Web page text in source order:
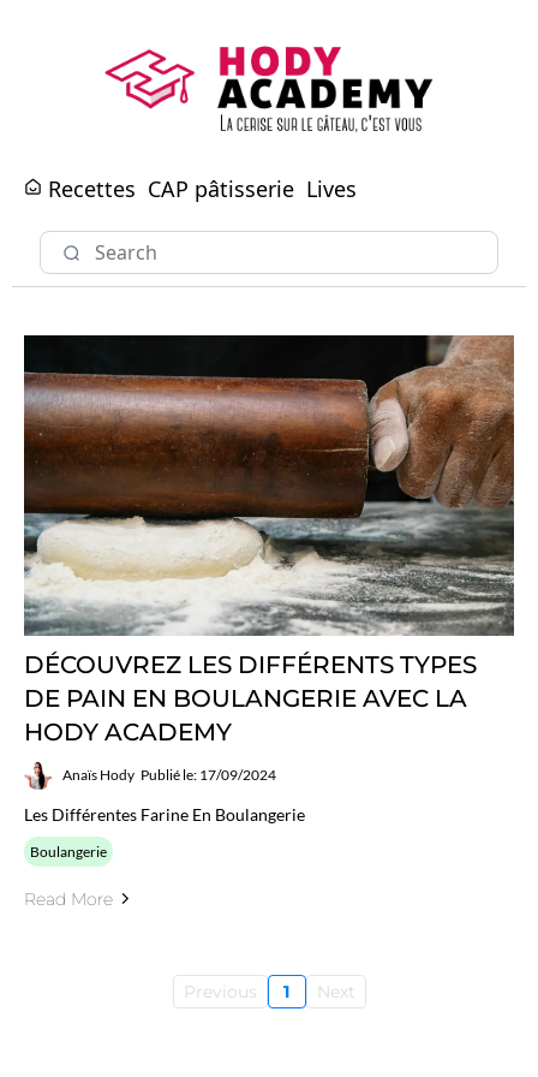
Recettes CAP pâtisserie Lives
DÉCOUVREZ LES DIFFÉRENTS TYPES
DE PAIN EN BOULANGERIE AVEC LA
HODY ACADEMY
Anaïs Hody Publié le: 17/09/2024
Les Différentes Farine En Boulangerie
Boulangerie
Read More
Previous 1 Next